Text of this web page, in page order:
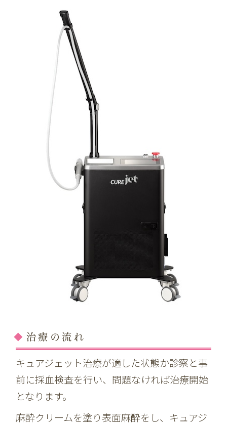
治療の流れ
キュアジェット治療が適した状態か診察と事
前に採血検査を行い、問題なければ治療開始
となります。
麻酔クリームを塗り表面麻酔をし、キュアジ